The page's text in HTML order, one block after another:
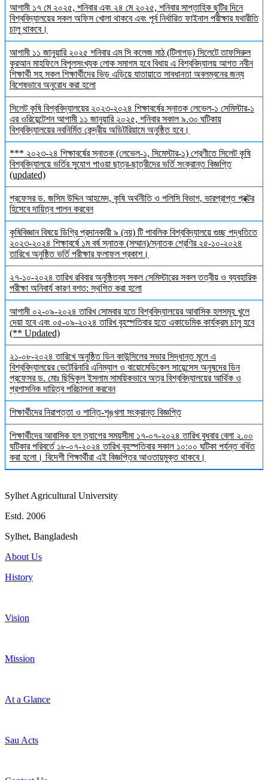
আগামী ১৭ মে ২০২৫, শনিবার এবং ২৪ মে ২০২৫, শনিবার সাপ্তাহিক ছুটির দিনে
বিশ্ববিদ্যালয়ের সকল অফিস খোলা থাকবে এবং পূর্ব নির্ধারিত ফাইনাল পরীক্ষার যথারীতি
চালু থাকবে।
আগামী ১১ জানুয়ারি ২০২৫ শনিবার এম সি কলেজ মাঠ (টিলাগড়) সিলেটে তাফসিরুল
কুরআন মাহফিলে বিপুলসংখ্যক লোক সমাগম হবে বিধায় এ বিশ্ববিদ্যালয় আগত নবীন
শিক্ষার্থী সহ সকল শিক্ষার্থীদের ভিড় এড়িয়ে যাতায়াতে সাবধানতা অবলম্বনের জন্য
বিশেষভাবে অনুরোধ করা হলো
সিলেট কৃষি বিশ্ববিদ্যালয়ের ২০২৩-২০২৪ শিক্ষাবর্ষের স্নাতক লেভেল-১ সেমিস্টার-১
এর ওরিয়েন্টেশন আগামী ১১ জানুয়ারি ২০২৫, শনিবার সকাল ৯.৩০ ঘটিকায়
বিশ্ববিদ্যালয়ের নবনির্মিত কেন্দ্রীয় অডিটরিয়ামে অনুষ্ঠিত হবে।
*** ২০২৩-২৪ শিক্ষাবর্ষের স্নাতক (লেভেল-১, সিমেস্টার-১) শ্রেণীতে সিলেট কৃষি
বিশ্ববিদ্যালয়ে ভর্তির সুযোগ পাওয়া ছাত্র-ছাত্রীদের ভর্তি সংক্রান্ত বিজ্ঞপ্তি
(updated)
প্রফেসর ড. জসিম উদ্দিন আহমেদ, কৃষি অর্থনীতি ও পলিসি বিভাগ, ভারপ্রাপ্ত প্রক্টর
হিসেবে দায়িত্ব পালন করবেন
কৃষিবিজ্ঞান বিষয়ে ডিগ্রি প্রদানকারী ৯ (নয়) টি পাবলিক বিশ্ববিদ্যালয়ে গুচ্ছ পদ্ধতিতে
২০২৩-২০২৪ শিক্ষাবর্ষে ১ম বর্ষ স্নাতক (সম্মান)/স্নাতক শ্রেণির ২৫-১০-২০২৪
তারিখে অনুষ্ঠিত ভর্তি পরীক্ষার ফলাফল প্রকাশ।
২৭-১০-২০২৪ তারিখ রবিবার অনুষ্ঠিতব্য সকল সেমিস্টারের সকল তত্বীয় ও ব্যবহারিক
পরীক্ষা অনিবার্য কারণ বশত: স্থগিত করা হলো
আগামী ০২-০৯-২০২৪ তারিখ সোমবার হতে বিশ্ববিদ্যালয়ের আবাসিক হলসমূহ খুলে
দেয়া হবে এবং ০৫-০৯-২০২৪ তারিখ বৃহস্পতিবার হতে একাডেমিক কার্যক্রম চালু হবে
(** Updated)
২১-০৮-২০২৪ তারিখে অনুষ্ঠিত ডিন কাউন্সিলের সভার সিদ্ধান্ত মূলে এ
বিশ্ববিদ্যালয়ের ভেটেরিনারি এনিম্যাল ও বায়োমেডিকেল সায়েন্সেস অনুষদের ডিন
প্রফেসর ড. মোঃ ছিদ্দিকুল ইসলাম সাময়িকভাবে অত্র বিশ্ববিদ্যালয়ের আর্থিক ও
প্রশাসনিক দায়িত্ব পরিচালনা করবেন
শিক্ষার্থীদের নিরাপত্তা ও শান্তি-শৃঙ্খলা সংক্রান্ত বিজ্ঞপ্তি
শিক্ষার্থীদের আবাসিক হল ত্যাগের সময়সীমা ১৭-০৭-২০২৪ তারিখ বুধবার বেলা ২.০০
ঘটিকার পরিবর্তে ১৮-০৭-২০২৪ তারিখ বৃহস্পতিবার সকাল ১০:০০ ঘটিকা পর্যন্ত বর্ধিত
করা হলো। বিদেশী শিক্ষার্থীরা এই বিজ্ঞপ্তির আওতায়মুক্ত থাকবে।
Sylhet Agricultural University
Estd. 2006
Sylhet, Bangladesh
About Us
History
Vision
Mission
At a Glance
Sau Acts